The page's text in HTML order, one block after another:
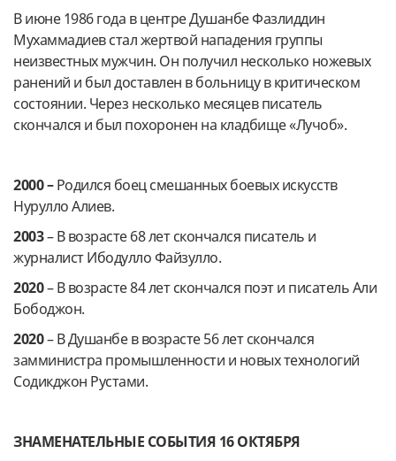
В июне 1986 года в центре Душанбе Фазлиддин
Мухаммадиев стал жертвой нападения группы
неизвестных мужчин. Он получил несколько ножевых
ранений и был доставлен в больницу в критическом
состоянии. Через несколько месяцев писатель
скончался и был похоронен на кладбище «Лучоб».
2000 –Родился боец смешанных боевых искусств
Нурулло Алиев.
2003– В возрасте 68 лет скончался писатель и
журналист Ибодулло Файзулло.
2020– В возрасте 84 лет скончался поэт и писатель Али
Бободжон.
2020– В Душанбе в возрасте 56 лет скончался
замминистра промышленности и новых технологий
Содикджон Рустами.
ЗНАМЕНАТЕЛЬНЫЕ СОБЫТИЯ 16 ОКТЯБРЯ